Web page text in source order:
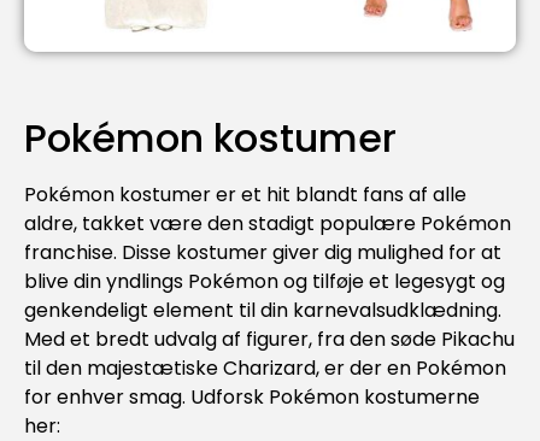
Pokémon kostumer
Pokémon kostumer er et hit blandt fans af alle
aldre, takket være den stadigt populære Pokémon
franchise. Disse kostumer giver dig mulighed for at
blive din yndlings Pokémon og tilføje et legesygt og
genkendeligt element til din karnevalsudklædning.
Med et bredt udvalg af figurer, fra den søde Pikachu
til den majestætiske Charizard, er der en Pokémon
for enhver smag. Udforsk Pokémon kostumerne
her: